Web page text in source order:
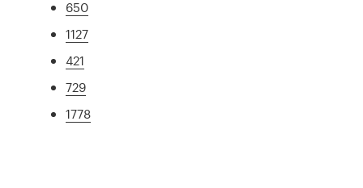
650
1127
421
729
1778